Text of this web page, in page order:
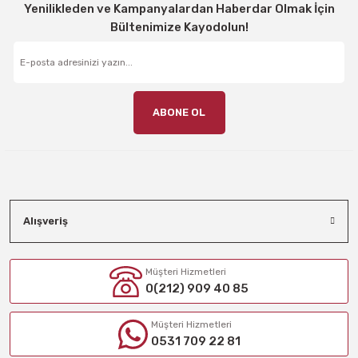
Yenilikleden ve Kampanyalardan Haberdar Olmak İçin
Bültenimize Kayodolun!
ABONE OL
Alışveriş
Müşteri Hizmetleri
0(212) 909 40 85
Müşteri Hizmetleri
0531 709 22 81